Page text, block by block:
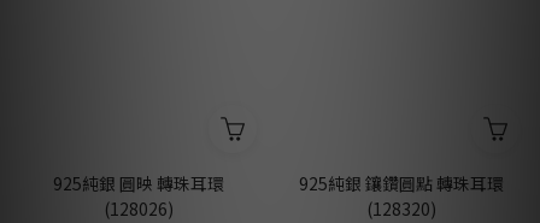
925純銀 圓映 轉珠耳環
(128026)
925純銀 鑲鑽圓點 轉珠耳環
(128320)